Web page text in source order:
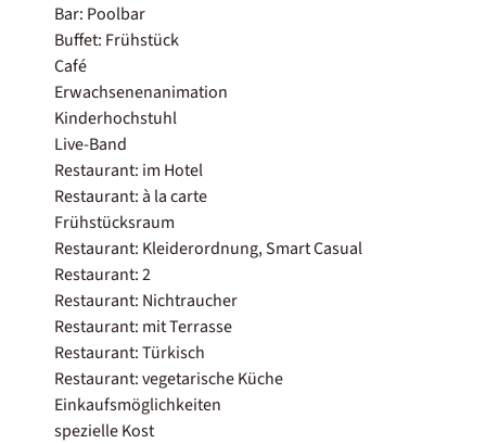
Bar: Poolbar
Buffet: Frühstück
Café
Erwachsenenanimation
Kinderhochstuhl
Live-Band
Restaurant: im Hotel
Restaurant: à la carte
Frühstücksraum
Restaurant: Kleiderordnung, Smart Casual
Restaurant: 2
Restaurant: Nichtraucher
Restaurant: mit Terrasse
Restaurant: Türkisch
Restaurant: vegetarische Küche
Einkaufsmöglichkeiten
spezielle Kost